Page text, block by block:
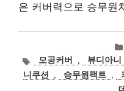
은 커버력으로 승무원
태
그
모공커버 , 뷰디아니
니쿠션
, 승무원팩트 ,